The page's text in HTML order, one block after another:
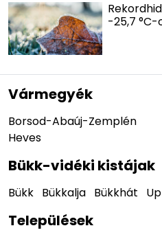
-25,7
Vármegyék
Borsod-Abaúj-Zemplén
Heves
Bükk-vidéki kistájak
Bükk Bükkalja Bükkhát
Települések